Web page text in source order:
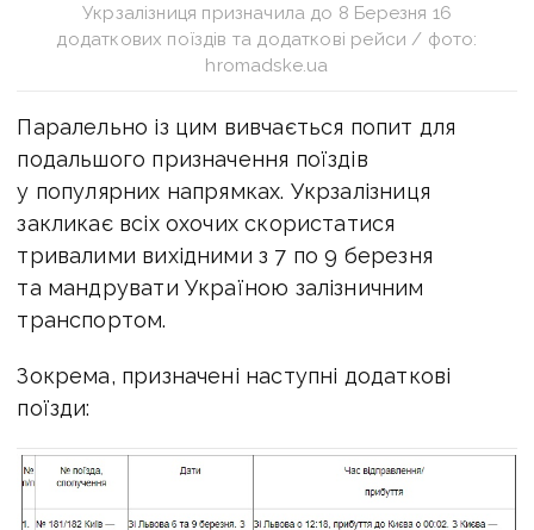
Укрзалізниця призначила до 8 Березня 16
додаткових поїздів та додаткові рейси / фото:
hromadske.ua
Паралельно із цим вивчається попит для
подальшого призначення поїздів
у популярних напрямках. Укрзалізниця
закликає всіх охочих скористатися
тривалими вихідними з 7 по 9 березня
та мандрувати Україною залізничним
транспортом.
Зокрема, призначені наступні додаткові
поїзди: